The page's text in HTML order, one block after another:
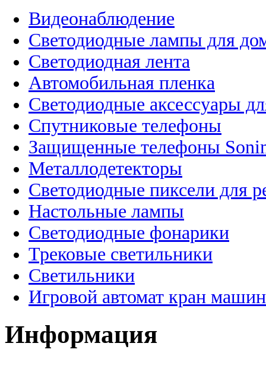
Видеонаблюдение
Светодиодные лампы для
Светодиодная лента
Автомобильная пленка
Светодиодные аксессуары
Спутниковые телефоны
Защищенные телефоны
Металлодетекторы
Светодиодные пиксели для
Настольные лампы
Светодиодные фонарики
Трековые светильники
Светильники
Игровой автомат кран
Информация